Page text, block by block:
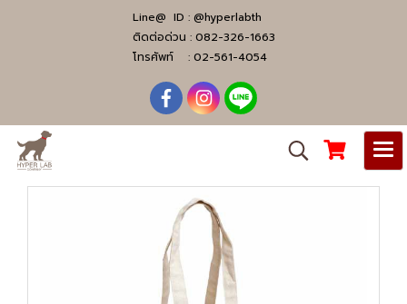
Line@ ID : @hyperlabth
ติดต่อด่วน : 082-326-1663
โทรศัพท์ : 02-561-4054